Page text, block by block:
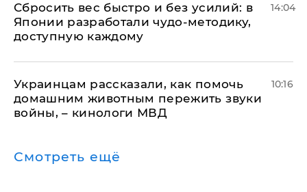
Сбросить вес быстро и без усилий: в
Японии разработали чудо-методику,
доступную каждому
14:04
Украинцам рассказали, как помочь
домашним животным пережить звуки
войны, – кинологи МВД
10:16
Смотреть ещё